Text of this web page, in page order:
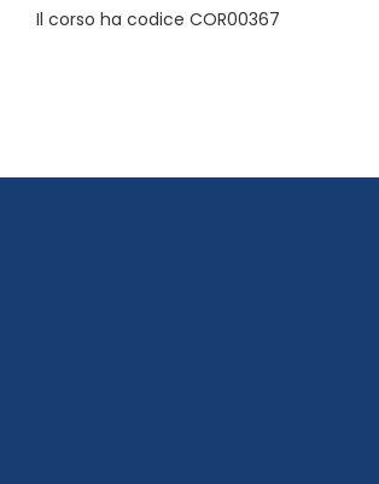
Il corso ha codice COR00367